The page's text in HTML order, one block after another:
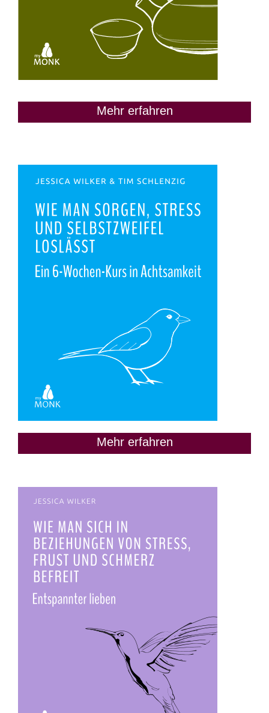
Mehr erfahren
Mehr erfahren